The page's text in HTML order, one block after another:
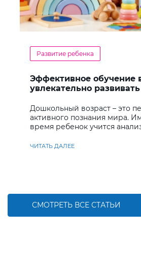
Развитие ребенка
Эффективное обучение
увлекательно
Дошкольный возраст – это
активного познания мира.
время ребенок учится
ЧИТАТЬ ДАЛЕЕ
СМОТРЕТЬ ВСЕ СТАТЬИ